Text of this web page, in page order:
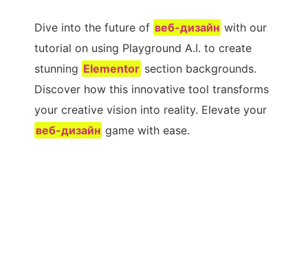
Dive into the future of веб-дизайн with our
tutorial on using Playground A.I. to create
stunning Elementor section backgrounds.
Discover how this innovative tool transforms
your creative vision into reality. Elevate your
веб-дизайн game with ease.